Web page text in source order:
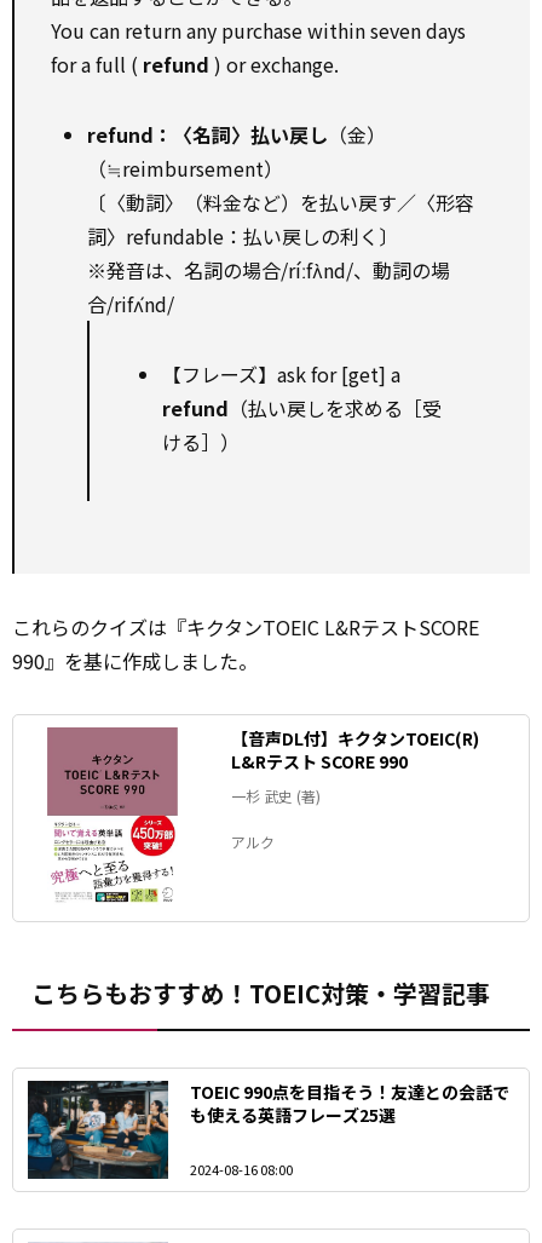
You can return any purchase within seven days
for a full ( refund ) or exchange.
refund：〈名詞〉払い戻し （金）
（≒reimbursement）
〔〈動詞〉（料金など）を払い戻す／〈形容
詞〉refundable：払い戻しの利く〕
※発音は、名詞の場合/ríːfʌ̀nd/、動詞の場
合/rifʌ́nd/
【フレーズ】ask for [get] a
refund （払い戻しを求める［受
ける］）
これらのクイズは『キクタンTOEIC L&RテストSCORE
990』を基に作成しました。
【音声DL付】キクタンTOEIC(R)
L&Rテスト SCORE 990
一杉 武史 (著)
アルク
こちらもおすすめ！TOEIC対策・学習記事
TOEIC 990点を目指そう！友達との会話で
も使える英語フレーズ25選
2024-08-16 08:00